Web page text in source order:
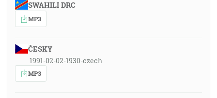
SWAHILI DRC
MP3
ČESKY
1991-02-02-1930-czech
MP3